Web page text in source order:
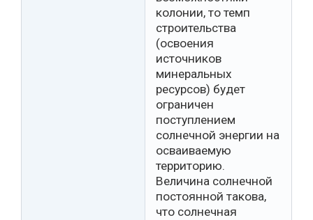
колонии, то темп
строительства
(освоения
источников
минеральных
ресурсов) будет
ограничен
поступлением
солнечной энергии на
осваиваемую
территорию.
Величина солнечной
постоянной такова,
что солнечная